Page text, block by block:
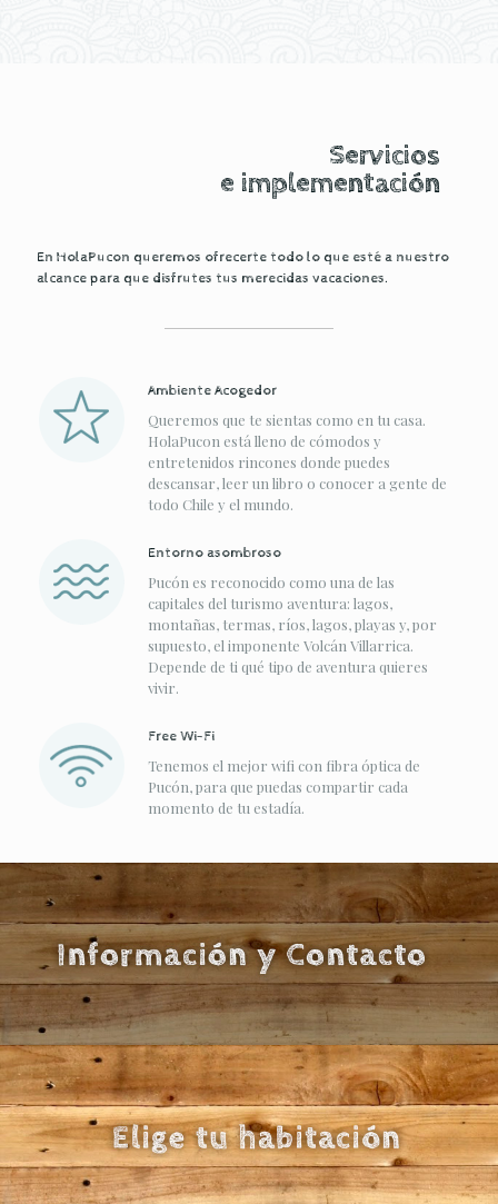
Servicios
e implementación
En HolaPucon queremos ofrecerte todo lo que esté a nuestro
alcance para que disfrutes tus merecidas vacaciones.
Ambiente Acogedor
Queremos que te sientas como en tu casa.
HolaPucon está lleno de cómodos y
entretenidos rincones donde puedes
descansar, leer un libro o conocer a gente de
todo Chile y el mundo.
Entorno asombroso
Pucón es reconocido como una de las
capitales del turismo aventura: lagos,
montañas, termas, ríos, lagos, playas y, por
supuesto, el imponente Volcán Villarrica.
Depende de ti qué tipo de aventura quieres
vivir.
Free Wi-Fi
Tenemos el mejor wifi con fibra óptica de
Pucón, para que puedas compartir cada
momento de tu estadía.